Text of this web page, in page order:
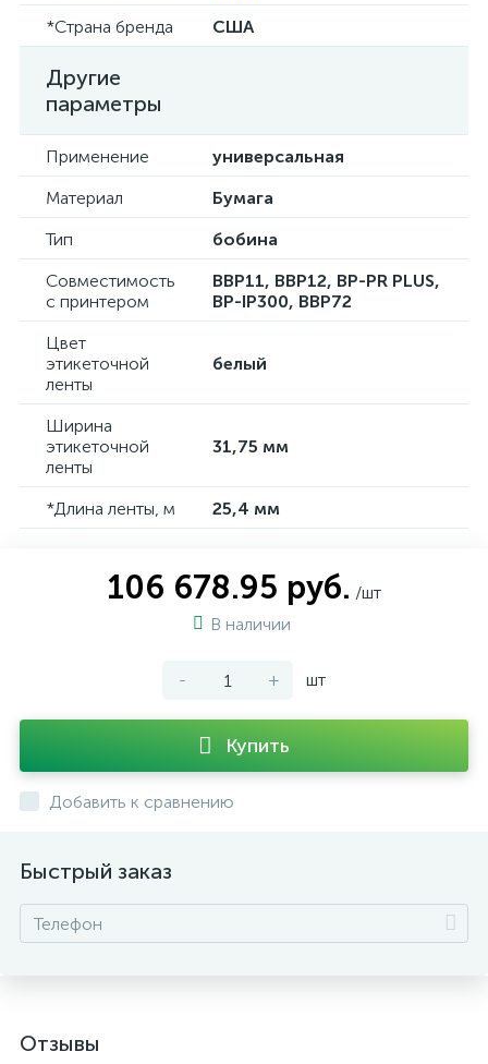
*Страна бренда
США
Другие
параметры
Применение
универсальная
Материал
Бумага
Тип
бобина
Совместимость
с принтером
BBP11, BBP12, BP-PR PLUS,
BP-IP300, BBP72
Цвет
этикеточной
ленты
белый
Ширина
этикеточной
ленты
31,75 мм
*Длина ленты, м 25,4 мм
106 678.95 руб. /шт
В наличии
- + шт
Купить
Добавить к сравнению
Быстрый заказ
Отзывы